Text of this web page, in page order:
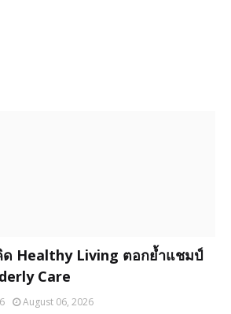
Healthy Living ตอกย้ำแชมป์
Care
August 06, 2026